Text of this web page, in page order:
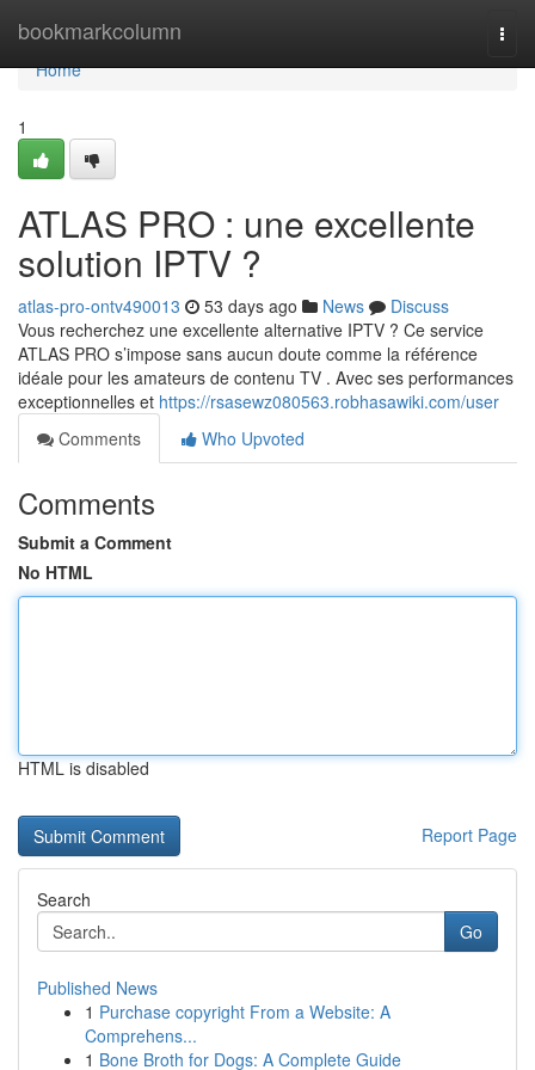
bookmarkcolumn
Home
Home
1
ATLAS PRO : une excellente
solution IPTV ?
atlas-pro-ontv490013 53 days ago News
Discuss
Vous recherchez une excellente alternative IPTV ? Ce service
ATLAS PRO s’impose sans aucun doute comme la référence
idéale pour les amateurs de contenu TV . Avec ses performances
exceptionnelles et https://rsasewz080563.robhasawiki.com/user
Comments
Who Upvoted
Comments
Submit a Comment
No HTML
HTML is disabled
Report Page
Search
Go
Published News
1 Purchase copyright From a Website: A
Comprehens...
1 Bone Broth for Dogs: A Complete Guide